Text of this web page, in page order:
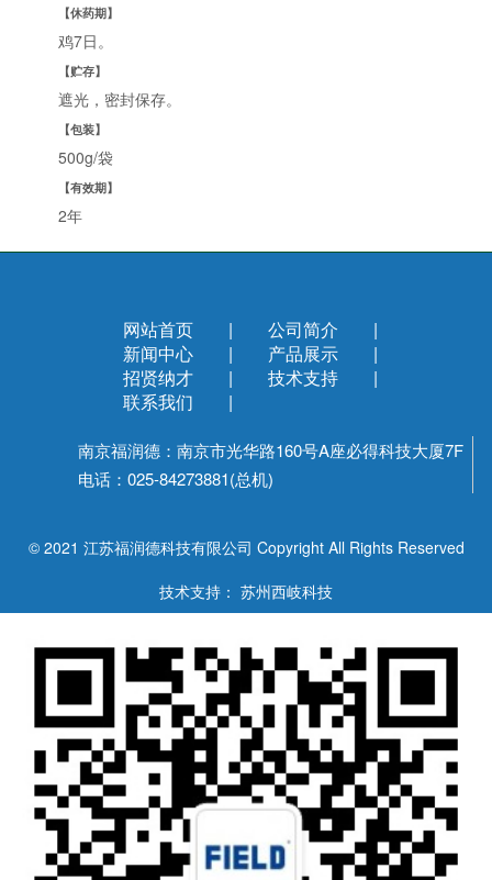
【休药期】
鸡7日。
【贮存】
遮光，密封保存。
【包装】
500g/袋
【有效期】
2年
网站首页 | 公司简介 |
新闻中心 | 产品展示 |
招贤纳才 | 技术支持 |
联系我们 |
南京福润德：南京市光华路160号A座必得科技大厦7F
电话：025-84273881(总机)
© 2021 江苏福润德科技有限公司 Copyright All Rights Reserved
技术支持： 苏州西岐科技